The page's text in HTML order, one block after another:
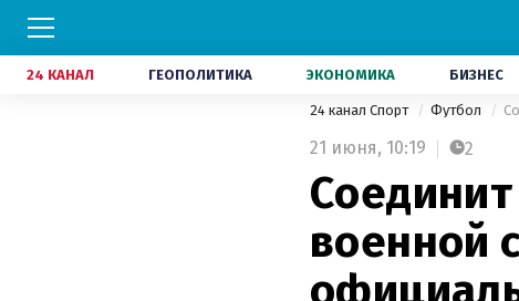
24 КАНАЛ ГЕОПОЛИТИКА ЭКОНОМИКА БИЗНЕС
24 канал Спорт Футбол
21 июня, 10:19 2
военной